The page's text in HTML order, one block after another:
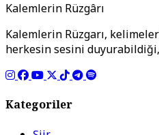
Kalemlerin Rüzgârı
Kalemlerin Rüzgarı,
herkesin sesini duyurabildiği,
Kategoriler